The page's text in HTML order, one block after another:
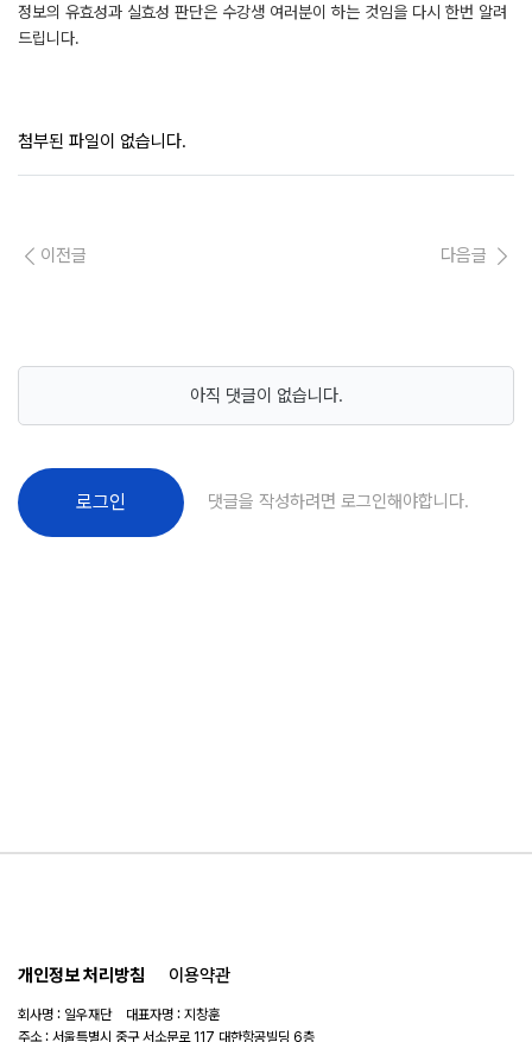
정보의 유효성과 실효성 판단은 수강생 여러분이 하는 것임을 다시 한번 알려
드립니다.
첨부된 파일이 없습니다.
이전글 다음글
아직 댓글이 없습니다.
로그인 댓글을 작성하려면 로그인해야합니다.
개인정보 처리방침 이용약관
회사명 : 일우재단 대표자명 : 지창훈
주소 : 서울특별시 중구 서소문로 117 대한항공빌딩 6층